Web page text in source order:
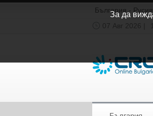
България - Русия
07 Авг 2026 |
За да